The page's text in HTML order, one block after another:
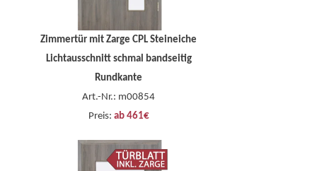
Zimmertür mit Zarge CPL Steineiche
Lichtausschnitt schmal bandseitig
Rundkante
Art.-Nr.: m00854
Preis: ab 461€